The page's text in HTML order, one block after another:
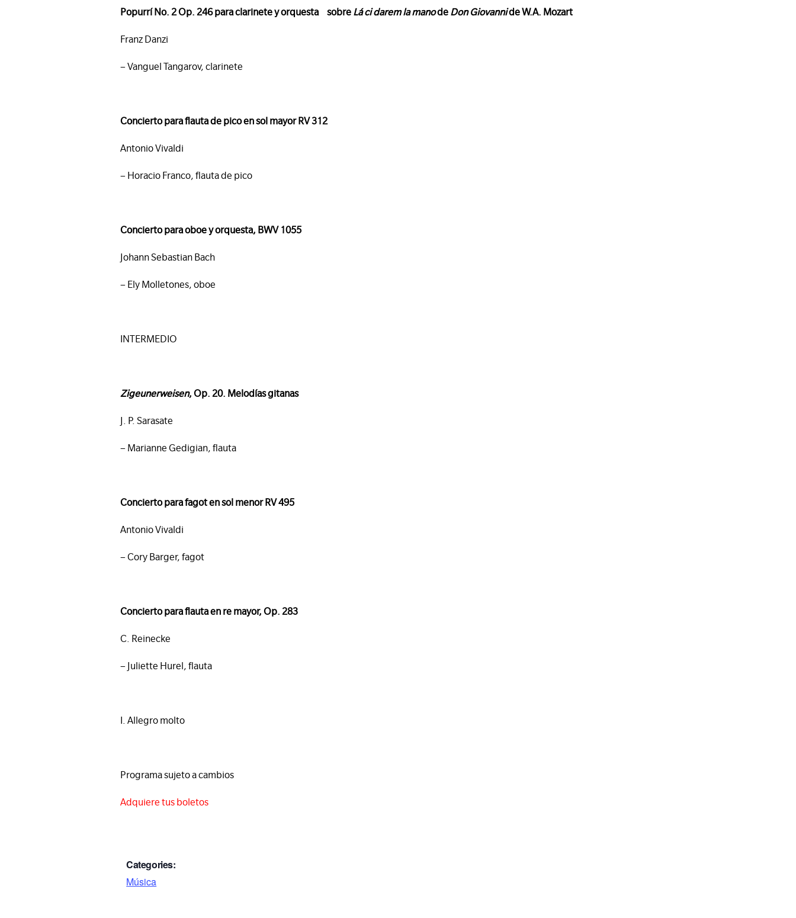
Popurrí No. 2 Op. 246 para clarinete y orquesta sobre Lá ci darem la manode Don Giovannide W.A. Mozart
Franz Danzi
– Vanguel Tangarov, clarinete
Concierto para flauta de pico en sol mayor RV 312
Antonio Vivaldi
– Horacio Franco, flauta de pico
Concierto para oboe y orquesta, BWV 1055
Johann Sebastian Bach
– Ely Molletones, oboe
INTERMEDIO
Zigeunerweisen, Op. 20. Melodías gitanas
J. P. Sarasate
– Marianne Gedigian, flauta
Concierto para fagot en sol menor RV 495
Antonio Vivaldi
– Cory Barger, fagot
Concierto para flauta en re mayor, Op. 283
C. Reinecke
– Juliette Hurel, flauta
I. Allegro molto
Programa sujeto a cambios
Adquiere tus boletos
Categories:
Música